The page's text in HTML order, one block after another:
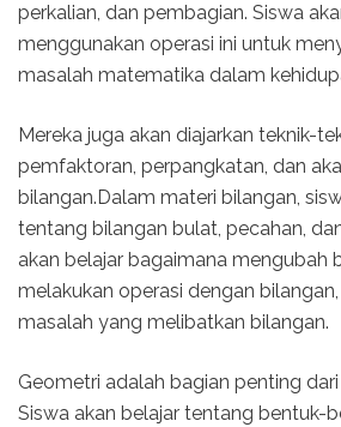
perkalian, dan pembagian. Siswa
menggunakan operasi ini untuk
masalah matematika dalam
Mereka juga akan diajarkan teknik-
pemfaktoran, perpangkatan, dan
bilangan.Dalam materi bilangan,
tentang bilangan bulat, pecahan,
akan belajar bagaimana mengubah
melakukan operasi dengan
masalah yang melibatkan bilangan.
Geometri adalah bagian penting
Siswa akan belajar tentang bentuk-